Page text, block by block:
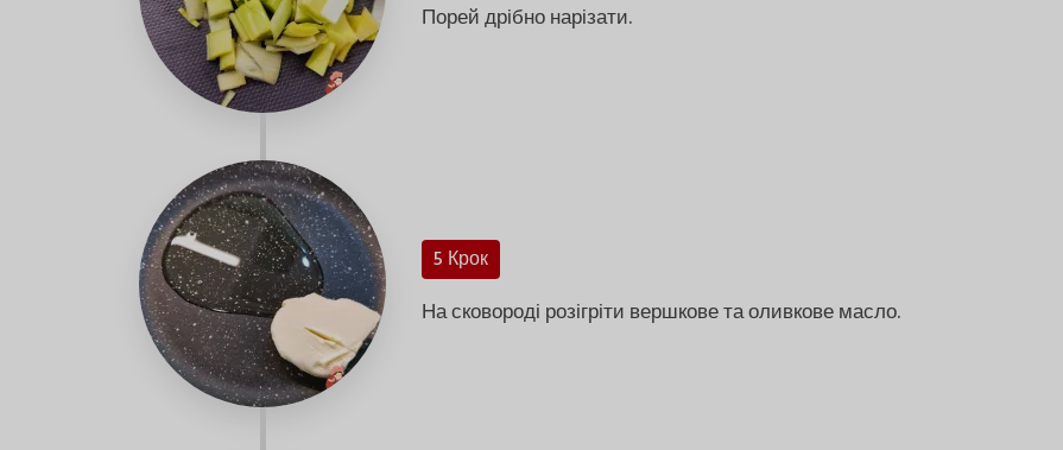
Порей дрібно нарізати.
5 Крок
На сковороді розігріти вершкове та оливкове масло.